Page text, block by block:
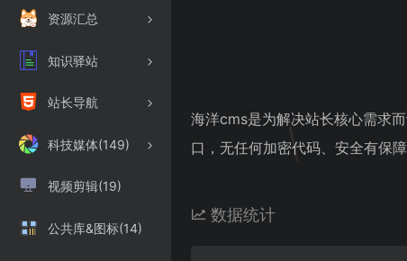
资源汇总
知识驿站
站长导航
科技媒体(149)
视频剪辑(19)
公共库&图标(14)
海洋cms是为解决站长核心需求
口，无任何加密代码、安全有保
数据统计